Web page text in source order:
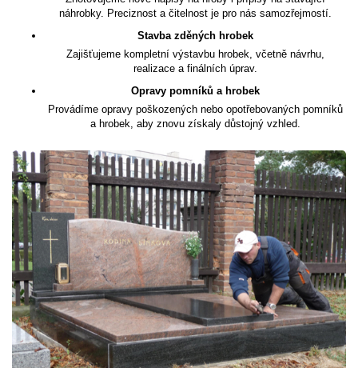
náhrobky. Preciznost a čitelnost je pro nás samozřejmostí.
Stavba zděných hrobek
Zajišťujeme kompletní výstavbu hrobek, včetně návrhu,
realizace a finálních úprav.
Opravy pomníků a hrobek
Provádíme opravy poškozených nebo opotřebovaných pomníků
a hrobek, aby znovu získaly důstojný vzhled.